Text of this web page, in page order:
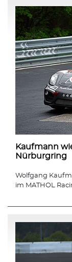
Kaufmann
Nürburgring
Wolfgang
im MATHOL